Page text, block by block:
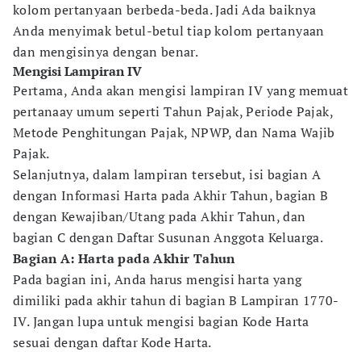
kolom pertanyaan berbeda-beda. Jadi Ada baiknya
Anda menyimak betul-betul tiap kolom pertanyaan
dan mengisinya dengan benar.
Mengisi Lampiran IV
Pertama, Anda akan mengisi lampiran IV yang memuat
pertanaay umum seperti Tahun Pajak, Periode Pajak,
Metode Penghitungan Pajak, NPWP, dan Nama Wajib
Pajak.
Selanjutnya, dalam lampiran tersebut, isi bagian A
dengan Informasi Harta pada Akhir Tahun, bagian B
dengan Kewajiban/Utang pada Akhir Tahun, dan
bagian C dengan Daftar Susunan Anggota Keluarga.
Bagian A: Harta pada Akhir Tahun
Pada bagian ini, Anda harus mengisi harta yang
dimiliki pada akhir tahun di bagian B Lampiran 1770-
IV. Jangan lupa untuk mengisi bagian Kode Harta
sesuai dengan daftar Kode Harta.